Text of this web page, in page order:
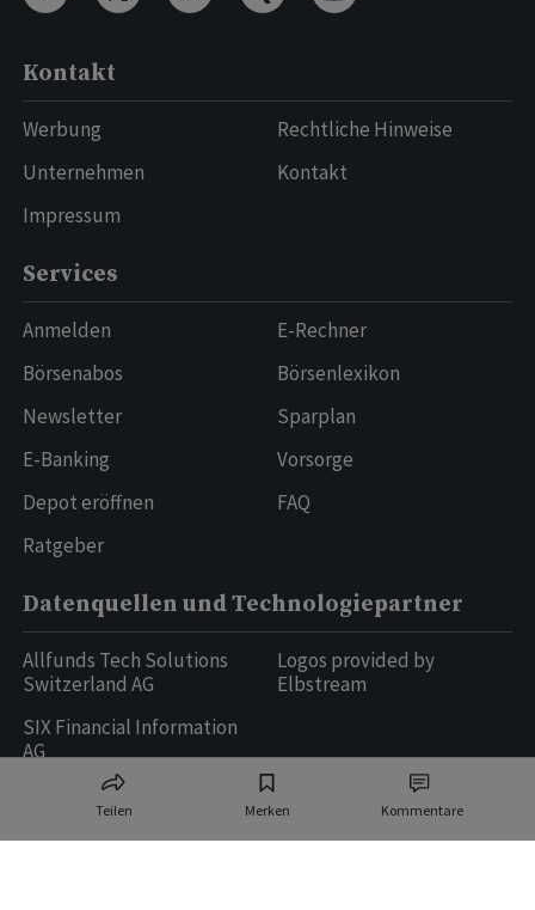
Teilen Merken Kommentare
Kontakt
Werbung
Unternehmen
Impressum
Rechtliche Hinweise
Kontakt
Services
Anmelden
Börsenabos
Newsletter
E-Banking
Depot eröffnen
Ratgeber
E-Rechner
Börsenlexikon
Sparplan
Vorsorge
FAQ
Datenquellen und Technologiepartner
Allfunds Tech Solutions
Switzerland AG
SIX Financial Information
AG
Logos provided by
Elbstream
Ringier AG | Ringier Medien Schweiz